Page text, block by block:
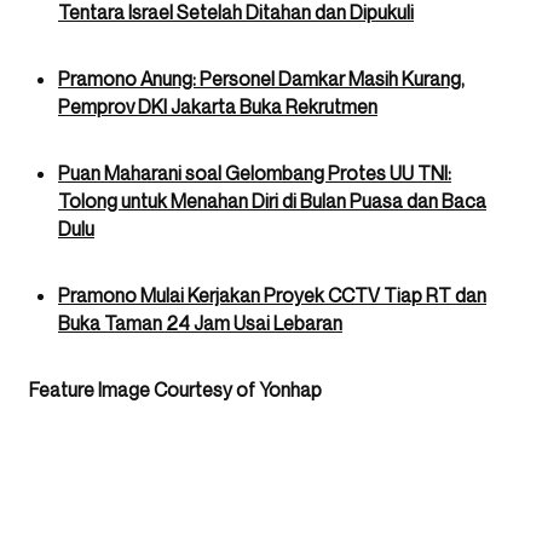
Tentara Israel Setelah Ditahan dan Dipukuli
Pramono Anung: Personel Damkar Masih Kurang,
Pemprov DKI Jakarta Buka Rekrutmen
Puan Maharani soal Gelombang Protes UU TNI:
Tolong untuk Menahan Diri di Bulan Puasa dan Baca
Dulu
Pramono Mulai Kerjakan Proyek CCTV Tiap RT dan
Buka Taman 24 Jam Usai Lebaran
Feature Image Courtesy of Yonhap